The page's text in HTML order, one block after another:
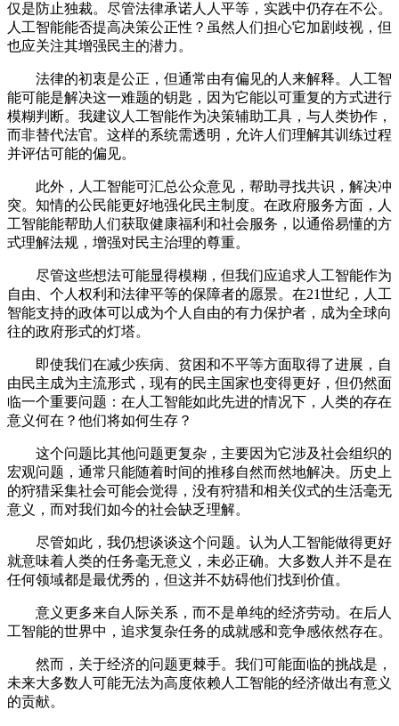
仅是防止独裁。尽管法律承诺人人平等，实践中仍存在不公。
人工智能能否提高决策公正性？虽然人们担心它加剧歧视，但
也应关注其增强民主的潜力。
法律的初衷是公正，但通常由有偏见的人来解释。人工智
能可能是解决这一难题的钥匙，因为它能以可重复的方式进行
模糊判断。我建议人工智能作为决策辅助工具，与人类协作，
而非替代法官。这样的系统需透明，允许人们理解其训练过程
并评估可能的偏见。
此外，人工智能可汇总公众意见，帮助寻找共识，解决冲
突。知情的公民能更好地强化民主制度。在政府服务方面，人
工智能能帮助人们获取健康福利和社会服务，以通俗易懂的方
式理解法规，增强对民主治理的尊重。
尽管这些想法可能显得模糊，但我们应追求人工智能作为
自由、个人权利和法律平等的保障者的愿景。在21世纪，人工
智能支持的政体可以成为个人自由的有力保护者，成为全球向
往的政府形式的灯塔。
即使我们在减少疾病、贫困和不平等方面取得了进展，自
由民主成为主流形式，现有的民主国家也变得更好，但仍然面
临一个重要问题：在人工智能如此先进的情况下，人类的存在
意义何在？他们将如何生存？
这个问题比其他问题更复杂，主要因为它涉及社会组织的
宏观问题，通常只能随着时间的推移自然而然地解决。历史上
的狩猎采集社会可能会觉得，没有狩猎和相关仪式的生活毫无
意义，而对我们如今的社会缺乏理解。
尽管如此，我仍想谈谈这个问题。认为人工智能做得更好
就意味着人类的任务毫无意义，未必正确。大多数人并不是在
任何领域都是最优秀的，但这并不妨碍他们找到价值。
意义更多来自人际关系，而不是单纯的经济劳动。在后人
工智能的世界中，追求复杂任务的成就感和竞争感依然存在。
然而，关于经济的问题更棘手。我们可能面临的挑战是，
未来大多数人可能无法为高度依赖人工智能的经济做出有意义
的贡献。